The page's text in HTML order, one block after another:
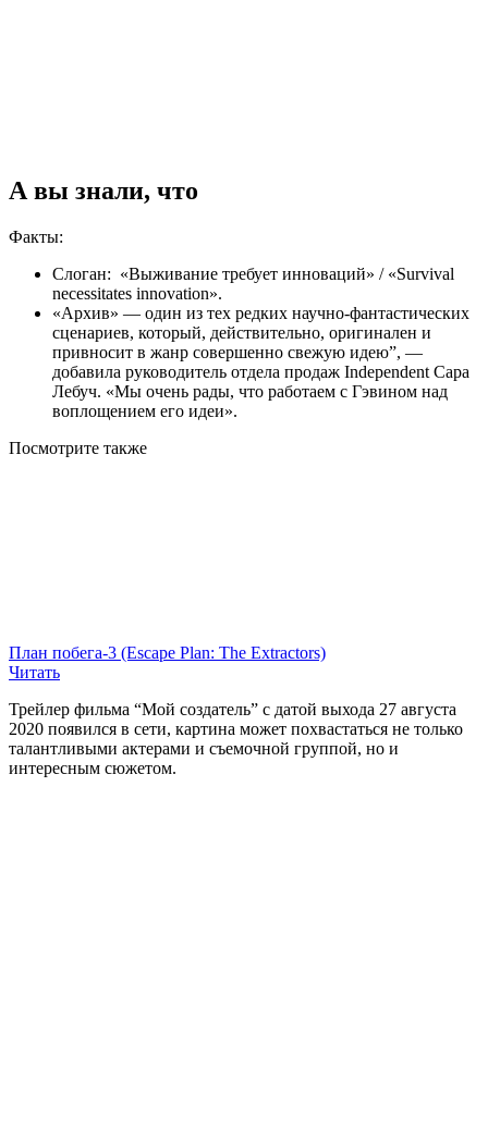
А вы знали, что
Факты:
Слоган: «Выживание требует инноваций» / «Survival
necessitates innovation».
«Архив» — один из тех редких научно-фантастических
сценариев, который, действительно, оригинален и
привносит в жанр совершенно свежую идею”, —
добавила руководитель отдела продаж Independent Сара
Лебуч. «Мы очень рады, что работаем с Гэвином над
воплощением его идеи».
Посмотрите также
План побега-3 (Escape Plan: The Extractors)
Читать
Трейлер фильма “Мой создатель” с датой выхода 27 августа
2020 появился в сети, картина может похвастаться не только
талантливыми актерами и съемочной группой, но и
интересным сюжетом.